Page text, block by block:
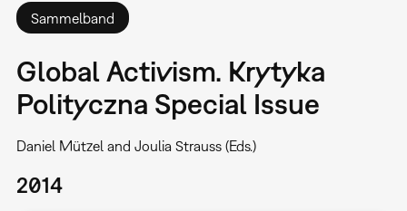
Sammelband
Global Activism. Krytyka
Polityczna Special Issue
Daniel Mützel and Joulia Strauss (Eds.)
2014